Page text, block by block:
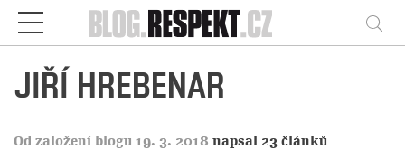
Respekt
JIŘÍ HREBENAR
Od založení blogu 19. 3. 2018 napsal 23 článků